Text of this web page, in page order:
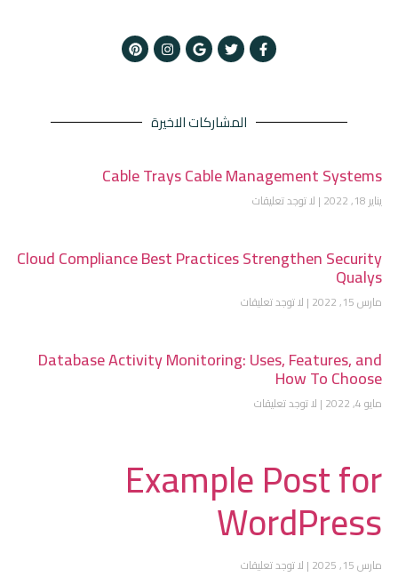
المشاركات الاخيرة
Cable Trays Cable Management Systems
يناير 18, 2022 لا توجد تعليقات
Cloud Compliance Best Practices Strengthen Security
Qualys
مارس 15, 2022 لا توجد تعليقات
Database Activity Monitoring: Uses, Features, and
How To Choose
مايو 4, 2022 لا توجد تعليقات
Example Post for
WordPress
مارس 15, 2025 لا توجد تعليقات